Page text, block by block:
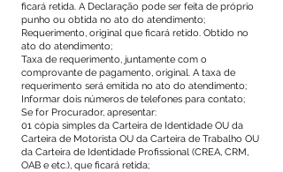
ficará retida. A Declaração pode ser feita de próprio
punho ou obtida no ato do atendimento;
Requerimento, original que ficará retido. Obtido no
ato do atendimento;
Taxa de requerimento, juntamente com o
comprovante de pagamento, original. A taxa de
requerimento será emitida no ato do atendimento;
Informar dois números de telefones para contato;
Se for Procurador, apresentar:
01 cópia simples da Carteira de Identidade OU da
Carteira de Motorista OU da Carteira de Trabalho OU
da Carteira de Identidade Profissional (CREA, CRM,
OAB e etc.), que ficará retida;